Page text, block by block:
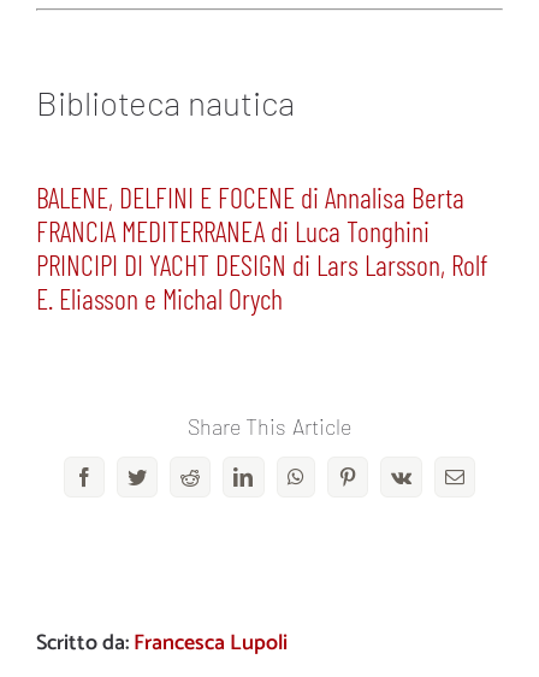
Biblioteca nautica
BALENE, DELFINI E FOCENE di Annalisa Berta
FRANCIA MEDITERRANEA di Luca Tonghini
PRINCIPI DI YACHT DESIGN di Lars Larsson, Rolf
E. Eliasson e Michal Orych
Share This Article
FacebookTwitterRedditLinkedInWhatsAppPinterestVk Email
Scritto da:Francesca Lupoli